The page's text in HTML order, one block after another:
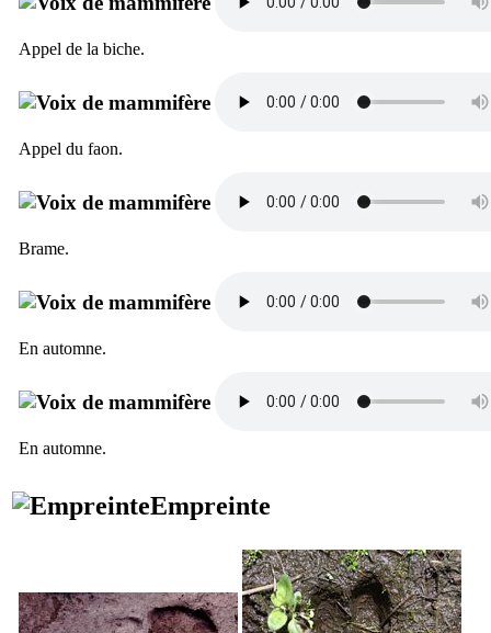
Appel de la biche.
Appel du faon.
Brame.
En automne.
En automne.
Empreinte